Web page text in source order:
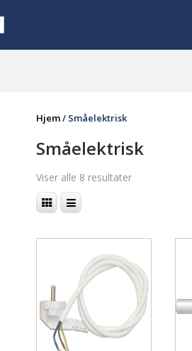
Hjem/ Småelektrisk
Småelektrisk
Viser alle 8 resultater